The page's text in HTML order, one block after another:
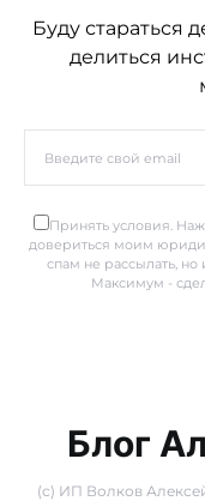
Буду стараться
делиться
Принять условия.
довериться моим
спам не рассылать, но
Максимум -
Блог
(с) ИП Волков